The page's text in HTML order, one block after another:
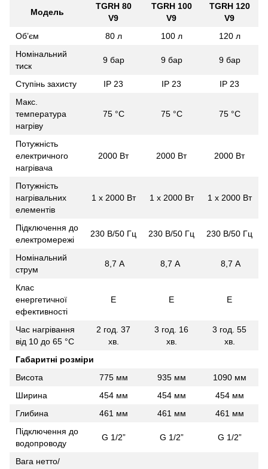
Модель
TGRH 80
V9
TGRH 100
V9
TGRH 120
V9
Об’єм
80 л 100 л
120 л
Номінальний
тиск
9 бар 9 бар 9 бар
Ступінь захисту IP 23 IP 23
IP 23
Макс.
температура
нагріву
75 °С 75 °С 75 °С
Потужність
електричного
нагрівача
2000 Вт 2000 Вт 2000 Вт
Потужність
нагрівальних
елементів
1 х 2000 Вт 1 х 2000 Вт 1 х 2000 Вт
Підключення до
електромережі
230 В/50 Гц 230 В/50 Гц 230 В/50 Гц
Номінальний
струм
8,7 A 8,7 A 8,7 A
Клас
енергетичної
ефективності
E E E
Час нагрівання
від 10 до 65 °С
2 год. 37
хв.
3 год. 16
хв.
3 год. 55
хв.
Габаритні розміри
Висота
775 мм 935 мм
1090 мм
Ширина
454 мм 454 мм
454 мм
Глибина
461 мм 461 мм
461 мм
Підключення до
водопроводу
G 1/2” G 1/2” G 1/2”
Вага нетто/